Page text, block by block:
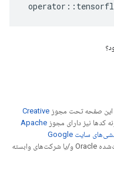
operator ::
این صفحه تحت مجوز Creative
کدها نیز دارای مجوز Apache
خطمشی‌های سایت Google
مراجعه کنید. جاوا علامت تجاری ثبت‌شده Oracle و/یا شرکت‌های وابسته